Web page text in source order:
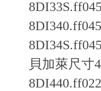
貝加萊尺寸4